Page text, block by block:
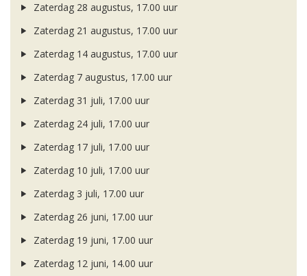
Zaterdag 28 augustus, 17.00 uur
Zaterdag 21 augustus, 17.00 uur
Zaterdag 14 augustus, 17.00 uur
Zaterdag 7 augustus, 17.00 uur
Zaterdag 31 juli, 17.00 uur
Zaterdag 24 juli, 17.00 uur
Zaterdag 17 juli, 17.00 uur
Zaterdag 10 juli, 17.00 uur
Zaterdag 3 juli, 17.00 uur
Zaterdag 26 juni, 17.00 uur
Zaterdag 19 juni, 17.00 uur
Zaterdag 12 juni, 14.00 uur